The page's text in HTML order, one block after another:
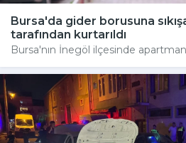
Bursa'da gider borusuna
tarafından kurtarıldı
Bursa'nın İnegöl ilçesinde